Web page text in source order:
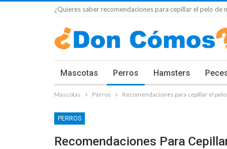
¿Quieres saber recomendaciones para cepillar el pelo de
Mascotas Perros Hamsters
Mascotas Perros Recomendaciones para cepillar el
PERROS
Recomendaciones Para